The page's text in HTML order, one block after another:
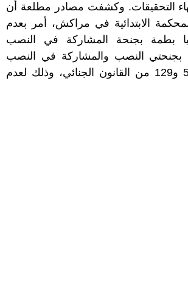
التحقيقات. وكشفت مصادر مطلعة أن
الابتدائية في مراكش، أمر بعدم
بطمة بجنحة المشاركة في النصب
بجنحتي النصب والمشاركة في النصب
طبقا للفصول 540 و129 من القانون الجنائي، وذلك لعدم